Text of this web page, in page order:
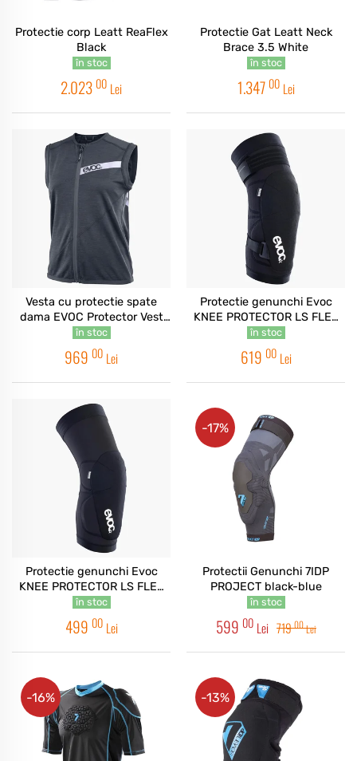
Protectie corp Leatt ReaFlex
Black
în stoc
2.023 00 Lei
Protectie Gat Leatt Neck
Brace 3.5 White
în stoc
1.347 00 Lei
Vesta cu protectie spate
dama EVOC Protector Vest
Lite - Black
în stoc
969 00 Lei
Protectie genunchi Evoc
KNEE PROTECTOR LS FLEX
Enduro Black
în stoc
619 00 Lei
Protectie genunchi Evoc
KNEE PROTECTOR LS FLEX
LITE Black
în stoc
499 00 Lei
Protectii Genunchi 7IDP
PROJECT black-blue
în stoc
599 00 Lei 71900Lei
-17%
-16% -13%